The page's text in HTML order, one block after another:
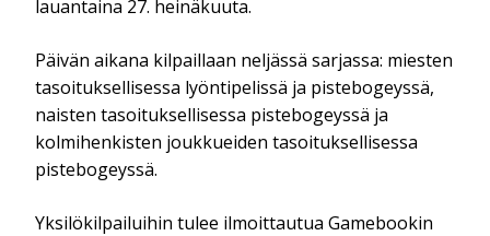
lauantaina 27. heinäkuuta.
Päivän aikana kilpaillaan neljässä sarjassa: miesten
tasoituksellisessa lyöntipelissä ja pistebogeyssä,
naisten tasoituksellisessa pistebogeyssä ja
kolmihenkisten joukkueiden tasoituksellisessa
pistebogeyssä.
Yksilökilpailuihin tulee ilmoittautua Gamebookin